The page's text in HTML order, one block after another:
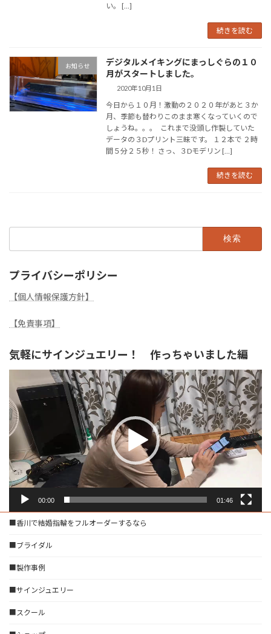
い。 […]
続きを読む
お知らせ
デジタルメイキングにまっしぐらの１０
月がスタートしました。
2020年10月1日
今日から１０月！激動の２０２０年があと３か
月、季節も替わりこのまま寒くなっていくので
しょうね。。。 これまで没頭し作製していた
データの３Dプリント三昧です。 １２本で ２時
間５分２５秒！ さっ、３Dモデリン […]
続きを読む
プライバシーポリシー
【個人情報保護方針】
【免責事項】
気軽にサインジュエリー！ 作っちゃいました編
画
プ
レ
ー
ヤ
00:00 01:46
■香川で結婚指輪をフルオーダーするなら
■ブライダル
■製作事例
■サインジュエリー
■スクール